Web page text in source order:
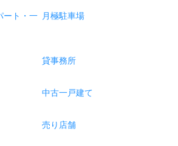
ート・一
月極駐車場
貸事務所
中古一戸建て
売り店舗